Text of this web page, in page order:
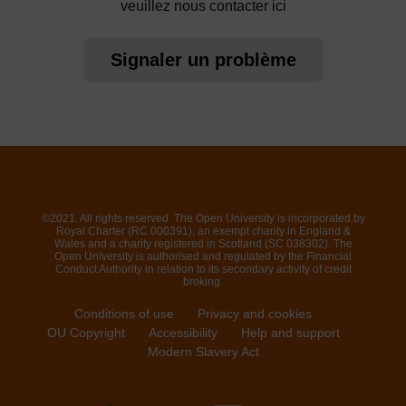
veuillez nous contacter ici
Signaler un problème
©2021. All rights reserved. The Open University is incorporated by
Royal Charter (RC 000391), an exempt charity in England &
Wales and a charity registered in Scotland (SC 038302). The
Open University is authorised and regulated by the Financial
Conduct Authority in relation to its secondary activity of credit
broking.
Conditions of use
Privacy and cookies
OU Copyright
Accessibility
Help and support
Modern Slavery Act